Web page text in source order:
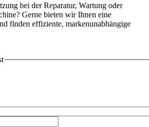
bei der Reparatur, Wartung oder
Gerne bieten wir Ihnen eine
finden effiziente, markenunabhängige